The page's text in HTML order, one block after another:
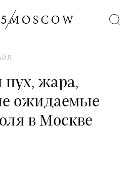
жара,
ожидаемые
в Москве